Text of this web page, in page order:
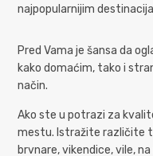
najpopularnijim
Pred Vama je šansa da
kako domaćim, tako i
način.
Ako ste u potrazi za
mestu. Istražite različite
brvnare, vikendice, vile,